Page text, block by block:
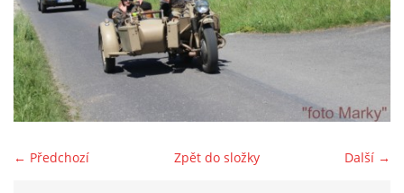
Kalendář veteránských akcí 2026
Prvomájová jízda 2026
Old Fiat Club historie
← Předchozí Další →
Zpět do složky